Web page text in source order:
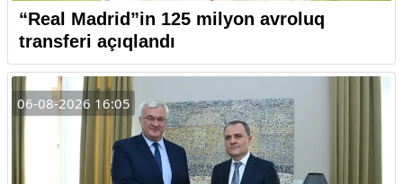
“Real Madrid”in 125 milyon avroluq
transferi açıqlandı
06-08-2026 16:05